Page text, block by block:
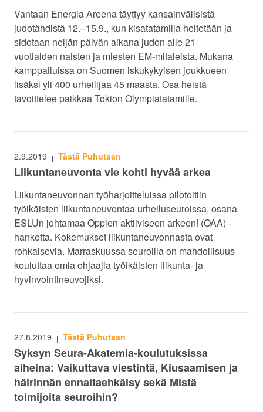
Vantaan Energia Areena täyttyy kansainvälisistä
judotähdistä 12.–15.9., kun kisatatamilla heitetään ja
sidotaan neljän päivän aikana judon alle 21-
vuotiaiden naisten ja miesten EM-mitaleista. Mukana
kamppailuissa on Suomen iskukykyisen joukkueen
lisäksi yli 400 urheilijaa 45 maasta. Osa heistä
tavoittelee paikkaa Tokion Olympiatatamille.
2.9.2019 | Tästä Puhutaan
Liikuntaneuvonta vie kohti hyvää arkea
Liikuntaneuvonnan työharjoitteluissa pilotoitiin
työikäisten liikuntaneuvontaa urheiluseuroissa, osana
ESLUn johtamaa Oppien aktiiviseen arkeen! (OAA) -
hanketta. Kokemukset liikuntaneuvonnasta ovat
rohkaisevia. Marraskuussa seuroilla on mahdollisuus
kouluttaa omia ohjaajia työikäisten liikunta- ja
hyvinvointineuvojiksi.
27.8.2019 | Tästä Puhutaan
Syksyn Seura-Akatemia-koulutuksissa
aiheina: Vaikuttava viestintä, Kiusaamisen ja
häirinnän ennaltaehkäisy sekä Mistä
toimijoita seuroihin?